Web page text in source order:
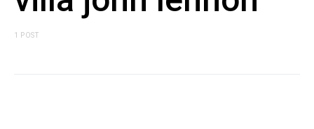
1 POST